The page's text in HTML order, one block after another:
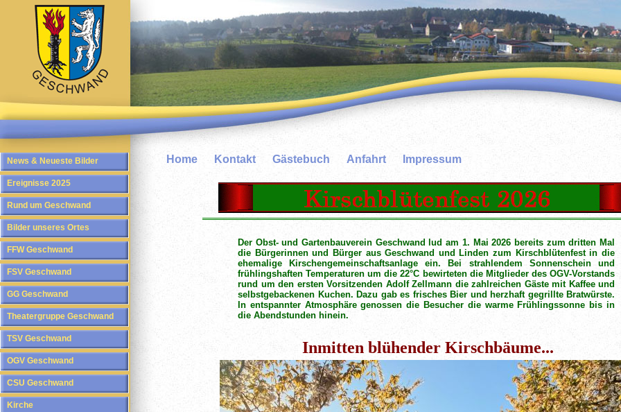
News & Neueste Bilder
Ereignisse 2025
Rund um Geschwand
Bilder unseres Ortes
FFW Geschwand
FSV Geschwand
GG Geschwand
Theatergruppe Geschwand
TSV Geschwand
OGV Geschwand
CSU Geschwand
Kirche
Home Kontakt Gästebuch Anfahrt Impressum
Der Obst- und Gartenbauverein Geschwand lud am 1. Mai 2026 bereits zum dritten Mal
die Bürgerinnen und Bürger aus Geschwand und Linden zum Kirschblütenfest in die
ehemalige Kirschengemeinschaftsanlage ein. Bei strahlendem Sonnenschein und
frühlingshaften Temperaturen um die 22°C bewirteten die Mitglieder des OGV-Vorstands
rund um den ersten Vorsitzenden Adolf Zellmann die zahlreichen Gäste mit Kaffee und
selbstgebackenen Kuchen. Dazu gab es frisches Bier und herzhaft gegrillte Bratwürste.
In entspannter Atmosphäre genossen die Besucher die warme Frühlingssonne bis in
die Abendstunden hinein.
Inmitten blühender Kirschbäume...